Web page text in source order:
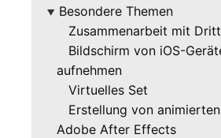
▶
Besondere Themen
Zusammenarbeit mit
Bildschirm von iOS-
aufnehmen
Virtuelles Set
Erstellung von
Adobe After Effects